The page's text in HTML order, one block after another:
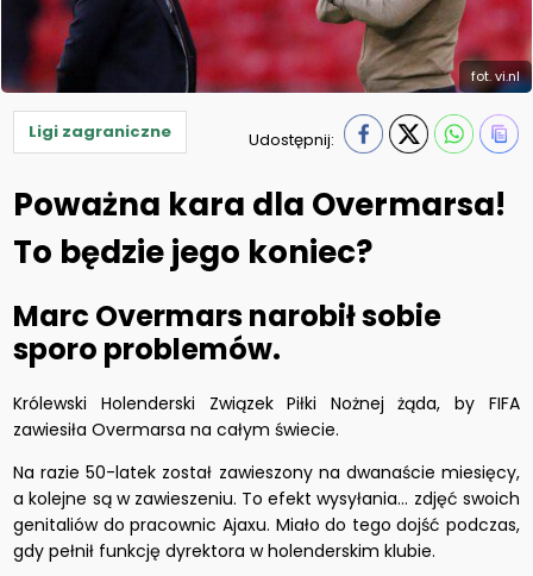
fot. vi.nl
Ligi zagraniczne Udostępnij:
Poważna kara dla Overmarsa!
To będzie jego koniec?
Marc Overmars narobił sobie
sporo problemów.
Królewski Holenderski Związek Piłki Nożnej żąda, by FIFA
zawiesiła Overmarsa na całym świecie.
Na razie 50-latek został zawieszony na dwanaście miesięcy,
a kolejne są w zawieszeniu. To efekt wysyłania... zdjęć swoich
genitaliów do pracownic Ajaxu. Miało do tego dojść podczas,
gdy pełnił funkcję dyrektora w holenderskim klubie.